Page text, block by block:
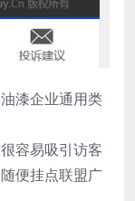
漆企业通用类
容易吸引访客
便挂点联盟广